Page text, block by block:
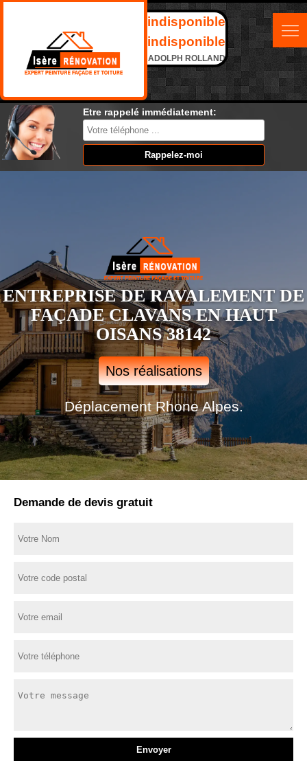
indisponible
indisponible
ADOLPH ROLLAND
Etre rappelé immédiatement:
ENTREPRISE DE RAVALEMENT DE
FAÇADE CLAVANS EN HAUT
OISANS 38142
Nos réalisations
Déplacement Rhone Alpes.
Demande de devis gratuit